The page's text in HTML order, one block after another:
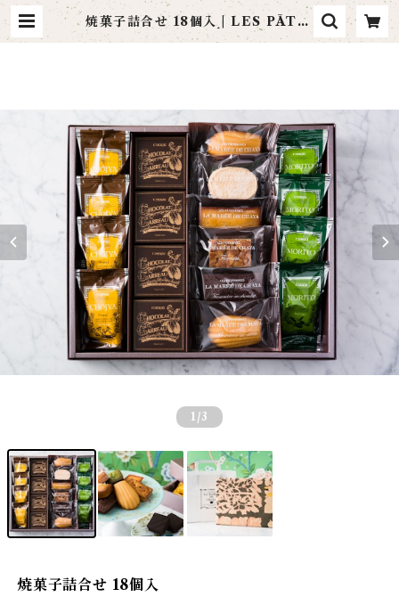
焼菓子詰合せ 18個入 | LES PÂTIS
SERIES LA MARÉE DE CHAY
1 /3
焼菓子詰合せ 18個入